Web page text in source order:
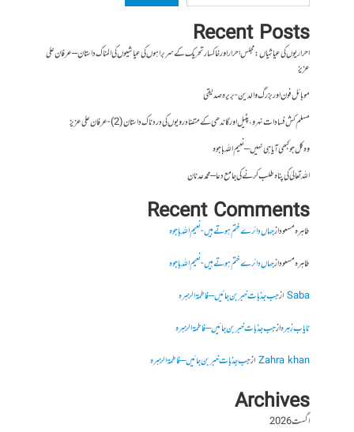
Recent Posts
احراریوں کی عیاشیاں : مجلس احرار اور خاکسار تحریک کے سربراہوں کی عیاشیوں کی المناک داستان – عرفان علی
عزیز
موبائل فون اور بزرگ والدین- بریرہ صدیقی
مسلم کش فسادات نہرو، پٹیل اور گاندھی کے متضاد رویوں کی درد ناک داستان (2)- عرفان علی عزیز
وہ کل جو کبھی آیا ہی نہیں – نعیم اللہ باجوہ
اللہ تعالیٰ کی پناہ طلب کرنے کی جامع دعا – محمد عدنان
Recent Comments
طاہرہ مسعودازجہاں دائرے ختم ہوتے ہیں- نعیم اللہ باجوہ
طاہرہ مسعودازجہاں دائرے ختم ہوتے ہیں- نعیم اللہ باجوہ
Sabaازجب جذبات خبر بن جائیں – فاطمۃالزہرہ
نایاب زہرہازجب جذبات خبر بن جائیں – فاطمۃالزہرہ
Zahra khanازجب جذبات خبر بن جائیں – فاطمۃالزہرہ
Archives
اگست 2026